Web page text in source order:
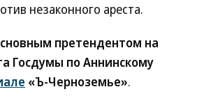
незаконного ареста.
претендентом на
Госдумы по Аннинскому
«Ъ-Черноземье».